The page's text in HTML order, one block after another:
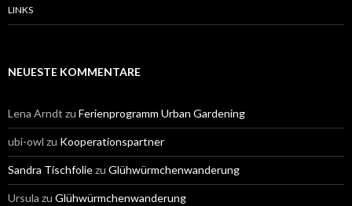
LINKS
NEUESTE KOMMENTARE
Lena Arndt zu Ferienprogramm Urban Gardening
ubi-owl zu Kooperationspartner
Sandra Tischfoliezu Glühwürmchenwanderung
Ursula zu Glühwürmchenwanderung